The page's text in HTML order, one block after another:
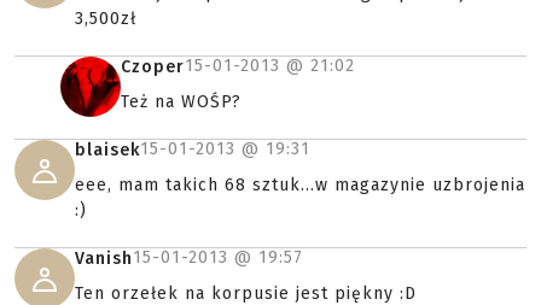
3,500zł
Czoper15-01-2013 @ 21:02
Też na WOŚP?
blaisek15-01-2013 @ 19:31
eee, mam takich 68 sztuk...w magazynie uzbrojenia
:)
Vanish15-01-2013 @ 19:57
Ten orzełek na korpusie jest piękny :D